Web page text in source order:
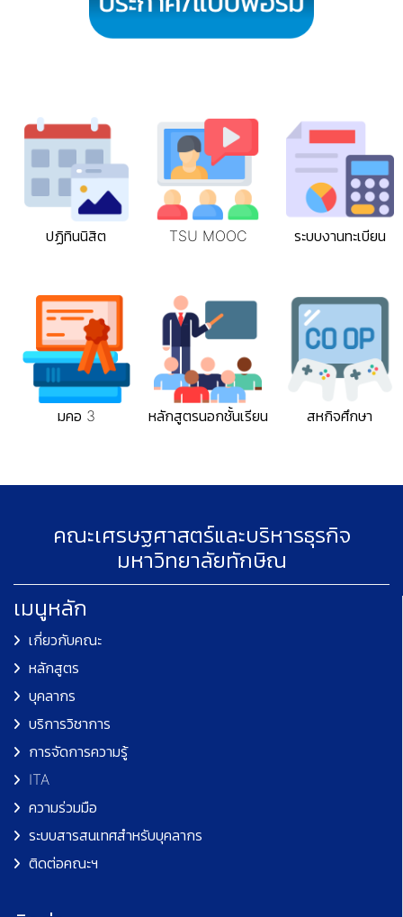
ปฏิทินนิสิต TSU MOOC ระบบงานทะเบียน
มคอ 3 หลักสูตรนอกชั้นเรียน สหกิจศึกษา
คณะเศรษฐศาสตร์และบริหารธุรกิจ
มหาวิทยาลัยทักษิณ
เมนูหลัก
เกี่ยวกับคณะ
หลักสูตร
บุคลากร
บริการวิชาการ
การจัดการความรู้
ITA
ความร่วมมือ
ระบบสารสนเทศสำหรับบุคลากร
ติดต่อคณะฯ